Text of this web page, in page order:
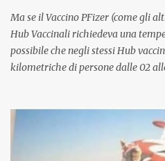
Ma se il Vaccino PFizer (come gli
Hub Vaccinali richiedeva una
possibile che negli stessi Hub
kilometriche di persone dalle 02
Vaccino come: l' Amaro del Capo,
andava bene anche, a
l'articolo per NON Dimenticare!